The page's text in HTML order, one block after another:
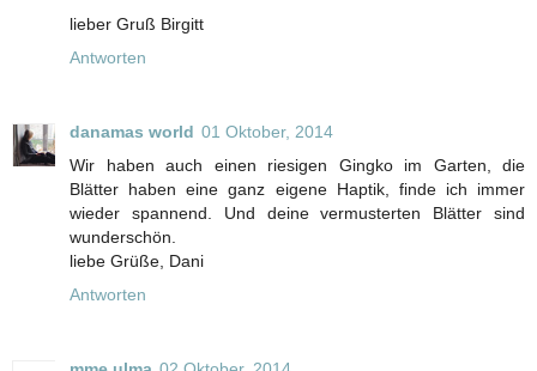
lieber Gruß Birgitt
Antworten
danamas world 01 Oktober, 2014
Wir haben auch einen riesigen Gingko im Garten, die
Blätter haben eine ganz eigene Haptik, finde ich immer
wieder spannend. Und deine vermusterten Blätter sind
wunderschön.
liebe Grüße, Dani
Antworten